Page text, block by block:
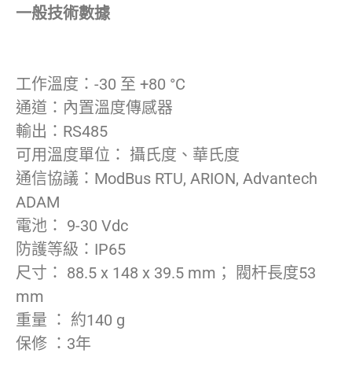
一般技術數據
工作溫度：-30 至 +80 °C
通道：內置溫度傳感器
輸出：RS485
可用溫度單位： 攝氏度、華氏度
通信協議：ModBus RTU, ARION, Advantech
ADAM
電池： 9-30 Vdc
防護等級：IP65
尺寸： 88.5 x 148 x 39.5 mm； 閥杆長度53
mm
重量 ： 約140 g
保修 ：3年